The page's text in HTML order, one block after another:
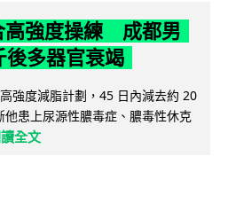
高強度操練 成都男
多器官衰竭
強度減脂計劃，45 日內減去約 20
患上尿源性膿毒症、膿毒性休克
全文